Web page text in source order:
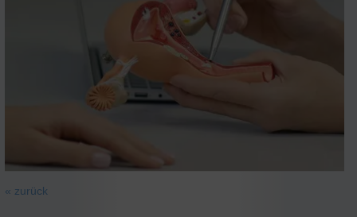
« zurück